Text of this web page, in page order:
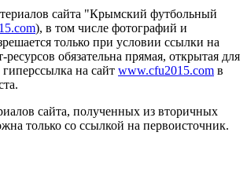
сайта "Крымский футбольный
), в том числе фотографий и
только при условии ссылки на
ресурсов обязательна прямая, открытая для
на сайт www.cfu2015.com в
сайта, полученных из вторичных
только со ссылкой на первоисточник.